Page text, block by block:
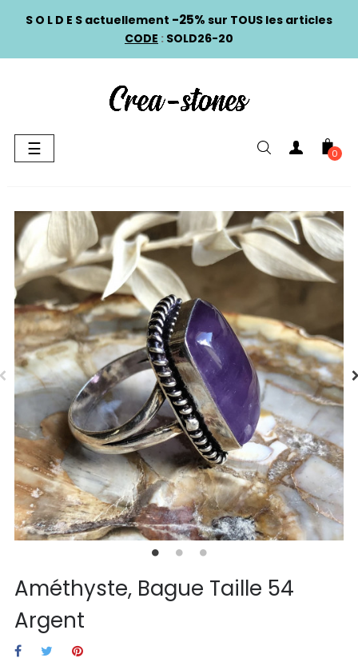
S O L D E S actuellement -25% sur TOUS les articles
CODE : SOLD26-20
Basculer
la
☰ 0
Améthyste, Bague Taille 54
Argent